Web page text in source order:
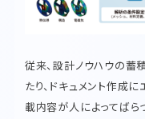
従来、設計ノウハウの蓄
たり、ドキュメント作成
載内容が人によってばら